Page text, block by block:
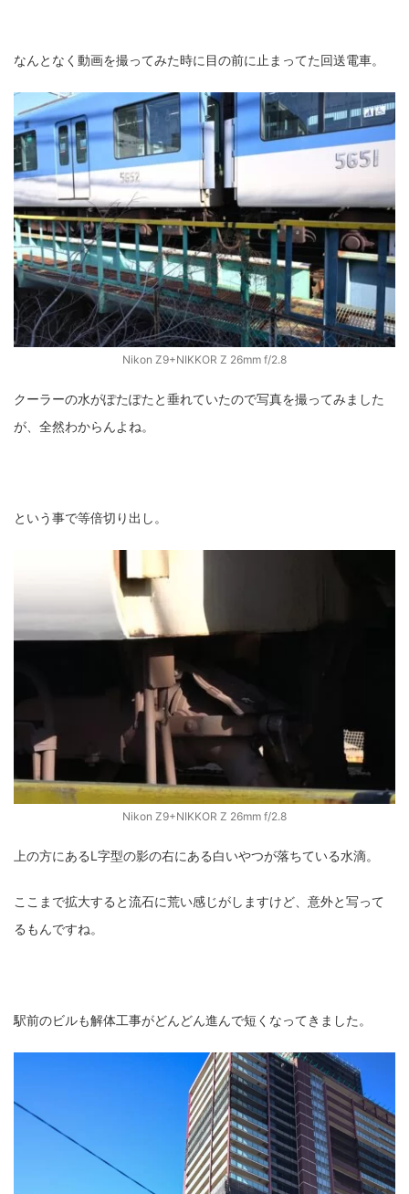
なんとなく動画を撮ってみた時に目の前に止まってた回送電車。
Nikon Z9+NIKKOR Z 26mm f/2.8
クーラーの水がぽたぽたと垂れていたので写真を撮ってみました
が、全然わからんよね。
という事で等倍切り出し。
Nikon Z9+NIKKOR Z 26mm f/2.8
上の方にあるL字型の影の右にある白いやつが落ちている水滴。
ここまで拡大すると流石に荒い感じがしますけど、意外と写って
るもんですね。
駅前のビルも解体工事がどんどん進んで短くなってきました。